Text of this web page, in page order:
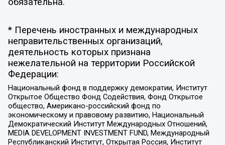
* Перечень иностранных и международных
неправительственных организаций,
деятельность которых признана
нежелательной на территории Российской
Федерации:
Национальный фонд в поддержку демократии, Институт
Открытое Общество Фонд Содействия, Фонд Открытое
общество, Американо-российский фонд по
экономическому и правовому развитию, Национальный
Демократический Институт Международных Отношений,
MEDIA DEVELOPMENT INVESTMENT FUND, Международный
Республиканский Институт, Открытая Россия, Институт